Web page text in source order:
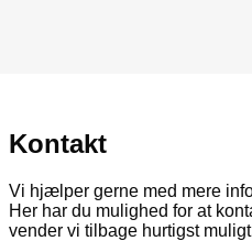
Kontakt
Vi hjælper gerne med mere
Her har du mulighed for at
vender vi tilbage hurtigst